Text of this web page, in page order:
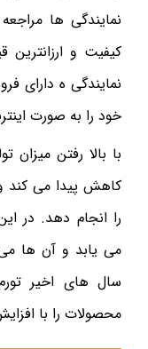
نمایندگی ها
کیفیت و
نمایندگی ه دارای
خود را به صورت
با بالا رفتن
کاهش پیدا می کند
را انجام دهد. در
می یابد و آن ها می
سال های اخیر
محصولات را با